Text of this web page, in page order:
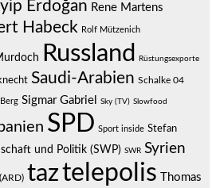
Erdoğan Rene Martens
Habeck Rolf Mützenich
Russland Rüstungsexporte
Saudi-Arabien Schalke 04
Sigmar Gabriel Sky (TV) Slowfood
SPD Sport inside Stefan
und Politik (SWP) SWR Syrien
taztelepolis
Thomas